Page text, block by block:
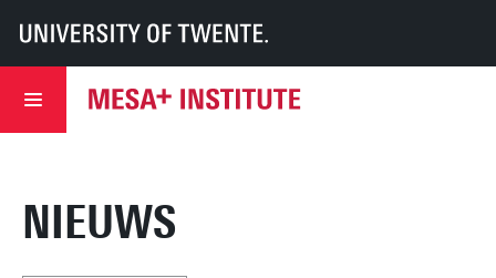
UT MESA+ MESA+ Nieuws
NIEUWS